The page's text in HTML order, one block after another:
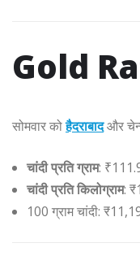
Gold
सोमवार कोहैदराबादऔर
चांदी प्रति ग्राम:
चांदी प्रति किलोग्राम:
100 ग्राम चांदी: